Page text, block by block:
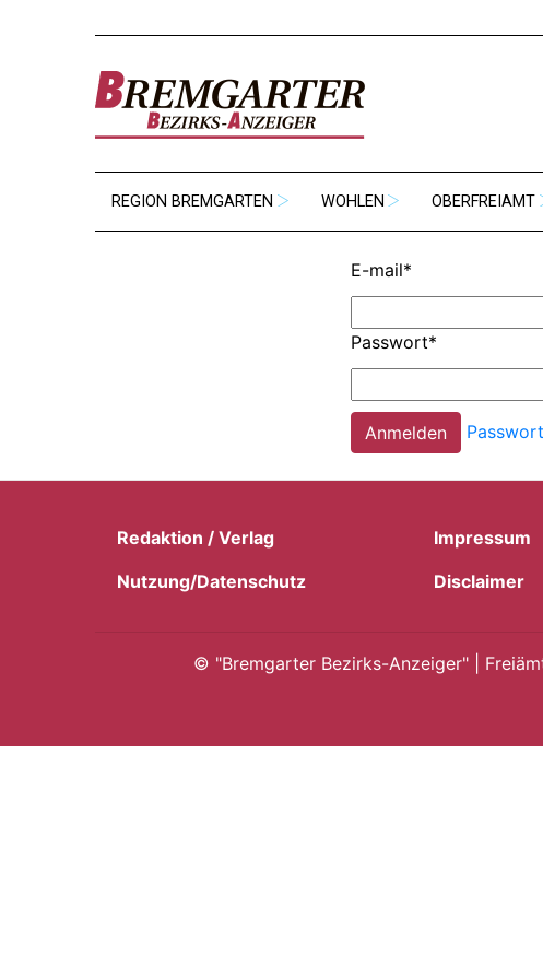
REGION BREMGARTEN WOHLEN OBERFREIAMT
E-mail*
Passwort*
Redaktion / Verlag Impressum
Nutzung/Datenschutz
Disclaimer
© "Bremgarter Bezirks-Anzeiger" |